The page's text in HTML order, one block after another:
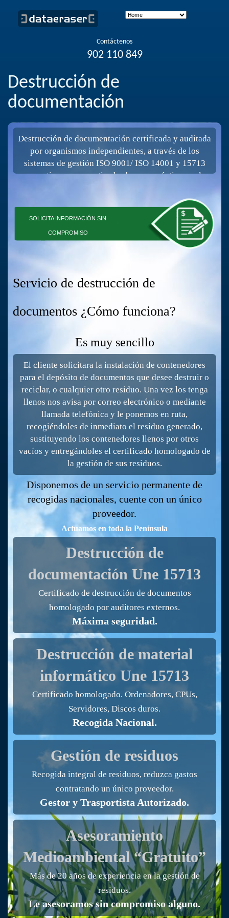
Contáctenos
902 110 849
Destrucción de
documentación
Destrucción de documentación certificada y auditada
por organismos independientes, a través de los
sistemas de gestión ISO 9001/ ISO 14001 y 15713
normativa que garantiza las buenas prácticas en la
material informático. Garantizamos el cumplimiento
del Reglamento Europeo de Protección de Datos.
SOLICITA INFORMACIÓN SIN
COMPROMISO
Servicio de destrucción de
documentos ¿Cómo funciona?
Es muy sencillo
El cliente solicitara la instalación de contenedores
para el depósito de documentos que desee destruir o
reciclar, o cualquier otro residuo. Una vez los tenga
llenos nos avisa por correo electrónico o mediante
llamada telefónica y le ponemos en ruta,
recogiéndoles de inmediato el residuo generado,
sustituyendo los contenedores llenos por otros
vacíos y entregándoles el certificado homologado de
la gestión de sus residuos.
Disponemos de un servicio permanente de
recogidas nacionales, cuente con un único
proveedor.
Actuamos en toda la Península
Destrucción de
documentación Une 15713
Certificado de destrucción de documentos
homologado por auditores externos.
Máxima seguridad.
Destrucción de material
informático Une 15713
Certificado homologado. Ordenadores, CPUs,
Servidores, Discos duros.
Recogida Nacional.
Gestión de residuos
Recogida integral de residuos, reduzca gastos
contratando un único proveedor.
Gestor y Trasportista Autorizado.
Asesoramiento
Medioambiental “Gratuito”
Más de 20 años de experiencia en la gestión de
residuos.
Le asesoramos sin compromiso alguno.